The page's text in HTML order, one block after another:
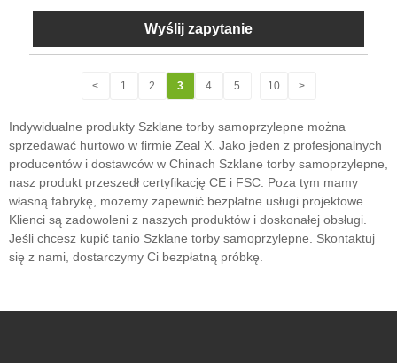
Wyślij zapytanie
< 1 2 3 4 5 ... 10 >
Indywidualne produkty Szklane torby samoprzylepne można
sprzedawać hurtowo w firmie Zeal X. Jako jeden z profesjonalnych
producentów i dostawców w Chinach Szklane torby samoprzylepne,
nasz produkt przeszedł certyfikację CE i FSC. Poza tym mamy
własną fabrykę, możemy zapewnić bezpłatne usługi projektowe.
Klienci są zadowoleni z naszych produktów i doskonałej obsługi.
Jeśli chcesz kupić tanio Szklane torby samoprzylepne. Skontaktuj
się z nami, dostarczymy Ci bezpłatną próbkę.